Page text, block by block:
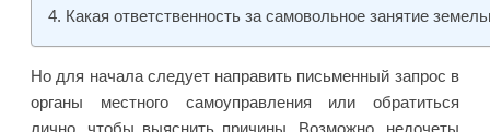
Какая ответственность за самовольное занятие
Но для начала следует направить письменный запрос в
органы местного самоуправления или обратиться
лично, чтобы выяснить причины. Возможно, недочеты